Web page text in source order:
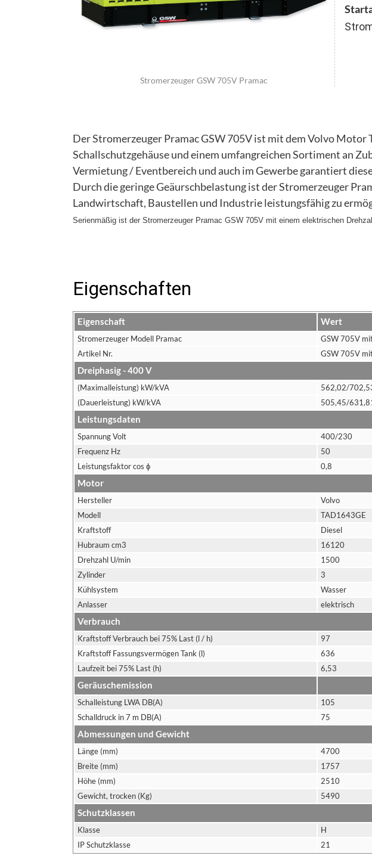
Stromerzeuger GSW 705V Pramac
Der Stromerzeuger Pramac GSW 705V ist mit dem Volvo
Schallschutzgehäuse und einem umfangreichen Sortiment an
Vermietung / Eventbereich und auch im Gewerbe garantiert
Durch die geringe Geäurschbelastung ist der Stromerzeuger
Landwirtschaft, Baustellen und Industrie leistungsfähig zu
Serienmäßig ist der Stromerzeuger Pramac GSW 705V mit einem elektrischen
Eigenschaften
Eigenschaft Wert
Stromerzeuger Modell Pramac
GSW 705V
Artikel Nr.
GSW 705V
Dreiphasig - 400 V
(Maximalleistung) kW/kVA
562,02/
(Dauerleistung) kW/kVA
505,45/
Leistungsdaten
Spannung Volt
400/230
Frequenz Hz
50
Leistungsfaktor cos ϕ
0,8
Motor
Hersteller
Volvo
Modell
TAD1643GE
Kraftstoff
Diesel
Hubraum cm3
16120
Drehzahl U/min
1500
Zylinder
3
Kühlsystem
Wasser
Anlasser
elektrisch
Verbrauch
Kraftstoff Verbrauch bei 75% Last (l / h)
97
Kraftstoff Fassungsvermögen Tank (l)
636
Laufzeit bei 75% Last (h)
6,53
Geräuschemission
Schalleistung LWA DB(A)
105
Schalldruck in 7 m DB(A)
75
Abmessungen und Gewicht
Länge (mm)
4700
Breite (mm)
1757
Höhe (mm)
2510
Gewicht, trocken (Kg)
5490
Schutzklassen
Klasse
H
IP Schutzklasse
21